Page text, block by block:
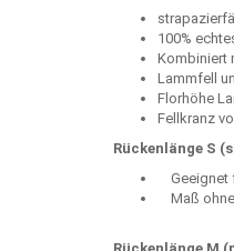
100%
Kombiniert
Lammfell
Florhöhe
Fellkranz
Rückenlänge S
Geeignet
Maß